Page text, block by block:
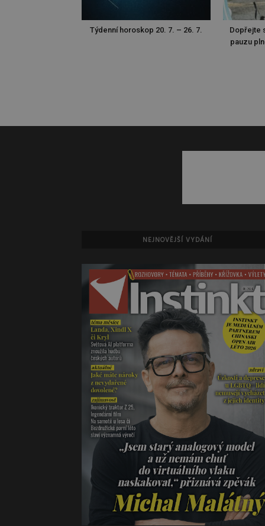
Týdenní horoskop 20. 7. – 26. 7.
Dopřejte
pauzu
NEJNOVĚJŠÍ VYDÁNÍ